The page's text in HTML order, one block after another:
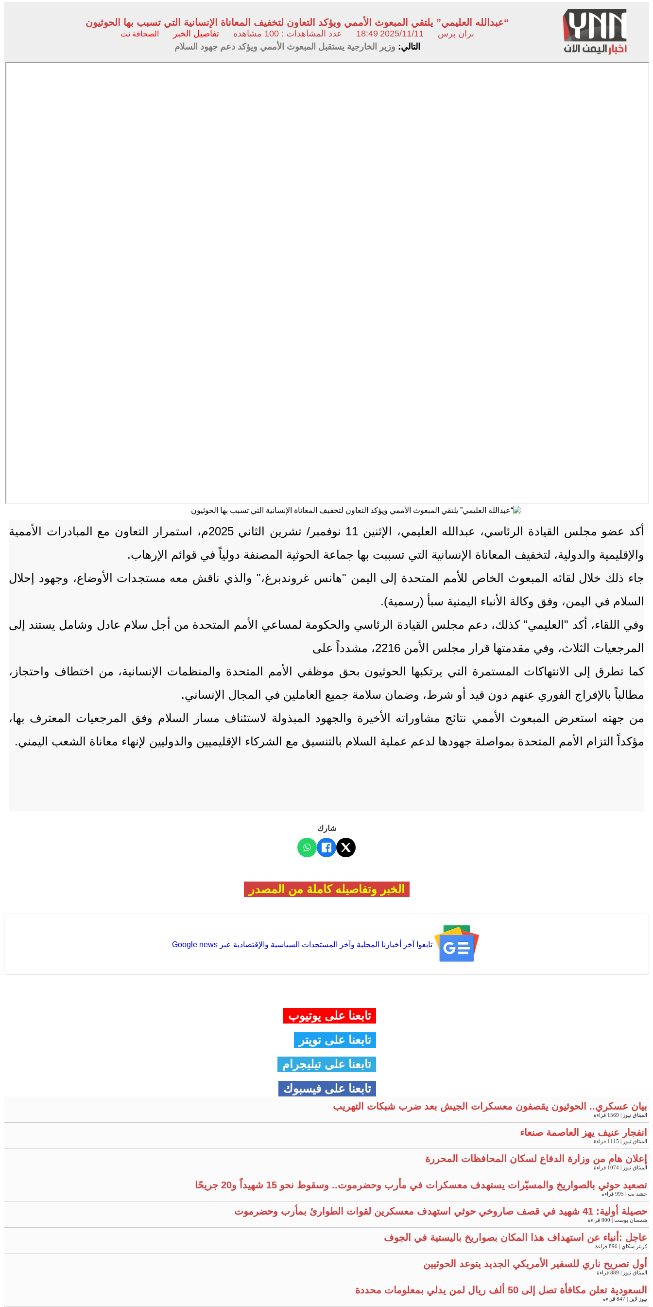
“عبدالله العليمي” يلتقي المبعوث الأممي ويؤكد التعاون لتخفيف المعاناة الإنسانية التي تسبب بها الحوثيون
بران برس 2025/11/11
18:49 عدد المشاهدات : 100 مشاهده تفاصيل الخبر الصحافة نت
التالي: وزير الخارجية يستقبل المبعوث الأممي ويؤكد دعم جهود السلام
أكد عضو مجلس القيادة الرئاسي، عبدالله العليمي، الإثنين 11 نوفمبر/ تشرين الثاني 2025م، استمرار التعاون مع المبادرات الأممية
والإقليمية والدولية، لتخفيف المعاناة الإنسانية التي تسببت بها جماعة الحوثية المصنفة دولياً في قوائم الإرهاب.
جاء ذلك خلال لقائه المبعوث الخاص للأمم المتحدة إلى اليمن "هانس غروندبرغ،" والذي ناقش معه مستجدات الأوضاع، وجهود إحلال
السلام في اليمن، وفق وكالة الأنباء اليمنية سبأ (رسمية).
وفي اللقاء، أكد "العليمي" كذلك، دعم مجلس القيادة الرئاسي والحكومة لمساعي الأمم المتحدة من أجل سلام عادل وشامل يستند إلى
المرجعيات الثلاث، وفي مقدمتها قرار مجلس الأمن 2216، مشدداً على
كما تطرق إلى الانتهاكات المستمرة التي يرتكبها الحوثيون بحق موظفي الأمم المتحدة والمنظمات الإنسانية، من اختطاف واحتجاز،
مطالباً بالإفراج الفوري عنهم دون قيد أو شرط، وضمان سلامة جميع العاملين في المجال الإنساني.
من جهته استعرض المبعوث الأممي نتائج مشاوراته الأخيرة والجهود المبذولة لاستئناف مسار السلام وفق المرجعيات المعترف بها،
مؤكداً التزام الأمم المتحدة بمواصلة جهودها لدعم عملية السلام بالتنسيق مع الشركاء الإقليميين والدوليين لإنهاء معاناة الشعب اليمني.
شارك
الخبر وتفاصيله كاملة من المصدر
تابعوا آخر أخبارنا المحلية وآخر المستجدات السياسية والإقتصادية عبر Google news
تابعنا على يوتيوب
تابعنا على تويتر
تابعنا على تيليجرام
تابعنا على فيسبوك
بيان عسكري.. الحوثيون يقصفون معسكرات الجيش بعد ضرب شبكات التهريب
الميثاق نيوز | 1569 قراءة
انفجار عنيف يهز العاصمة صنعاء
الميثاق نيوز | 1115 قراءة
إعلان هام من وزارة الدفاع لسكان المحافظات المحررة
الميثاق نيوز | 1074 قراءة
تصعيد حوثي بالصواريخ والمسيّرات يستهدف معسكرات في مأرب وحضرموت.. وسقوط نحو 15 شهيداً و20 جريحًا
حشد نت | 995 قراءة
حصيلة أولية: 41 شهيد في قصف صاروخي حوثي استهدف معسكرين لقوات الطوارئ بمأرب وحضرموت
شمسان بوست | 900 قراءة
عاجل :أنباء عن استهداف هذا المكان بصواريخ باليستية في الجوف
كريتر سكاي | 896 قراءة
أول تصريح ناري للسفير الأمريكي الجديد يتوعد الحوثيين
الميثاق نيوز | 889 قراءة
السعودية تعلن مكافأة تصل إلى 50 ألف ريال لمن يدلي بمعلومات محددة
نيوز لاين | 847 قراءة